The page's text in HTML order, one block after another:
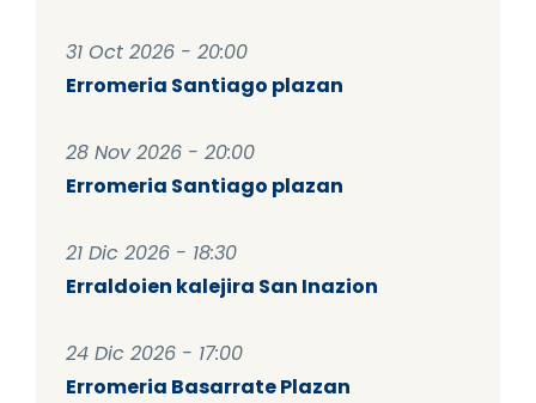
31 Oct 2026 - 20:00
Erromeria Santiago plazan
28 Nov 2026 - 20:00
Erromeria Santiago plazan
21 Dic 2026 - 18:30
Erraldoien kalejira San Inazion
24 Dic 2026 - 17:00
Erromeria Basarrate Plazan